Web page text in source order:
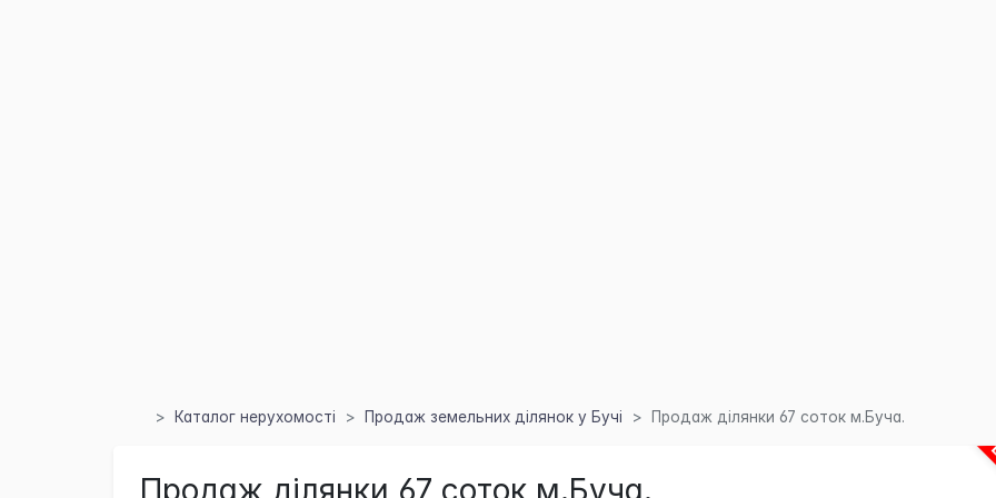
Каталог нерухомості Продаж земельних ділянок у Бучі Продаж ділянки 67 соток м.Буча.
Продаж ділянки 67 соток м.Буча.